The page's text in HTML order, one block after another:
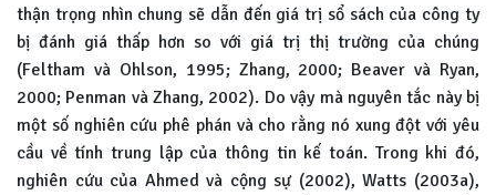
thận trọng nhìn chung sẽ dẫn đến giá trị sổ sách của công ty
bị đánh giá thấp hơn so với giá trị thị trường của chúng
(Feltham và Ohlson, 1995; Zhang, 2000; Beaver và Ryan,
2000; Penman và Zhang, 2002). Do vậy mà nguyên tắc này bị
một số nghiên cứu phê phán và cho rằng nó xung đột với yêu
cầu về tính trung lập của thông tin kế toán. Trong khi đó,
nghiên cứu của Ahmed và cộng sự (2002), Watts (2003a),